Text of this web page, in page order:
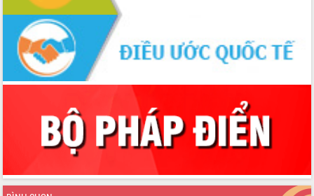
UBND tỉnh Đắk Lắk tổng kết công tác
quốc phòng, quân sự địa phương năm
2025
Tập trung triển khai quyết liệt, đồng bộ
các giải pháp nhằm thực hiện hiệu quả
các nhiệm vụ đề ra năm 2025
Phát huy vai trò của người có uy tín
trong phòng chống tảo hôn và hôn
nhân cận huyết thống
Nông sản Tây Nguyên thu hút doanh
nghiệp nước ngoài
Đắk Lắk định vị thương hiệu du lịch
“Biển – Rừng – Cà phê” trong không